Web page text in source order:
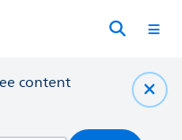
content